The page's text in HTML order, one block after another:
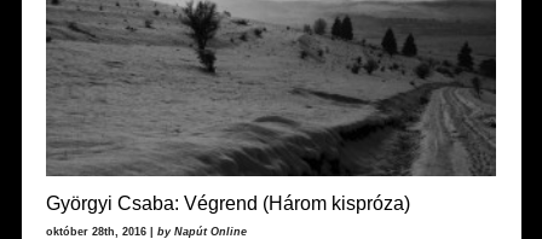
Györgyi Csaba: Végrend (Három kispróza)
október 28th, 2016 | by Napút Online